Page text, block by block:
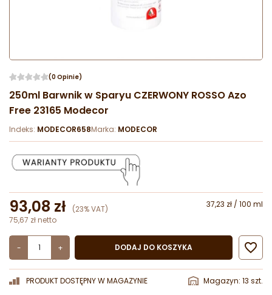
(0 Opinie)
250ml Barwnik w Sparyu CZERWONY ROSSO Azo
Free 23165 Modecor
Indeks: MODECOR658Marka: MODECOR
93,08 zł (23% VAT)
37,23 zł / 100 ml
75,67 zł netto
- + DODAJ DO KOSZYKA 
PRODUKT DOSTĘPNY W MAGAZYNIE Magazyn: 13 szt.